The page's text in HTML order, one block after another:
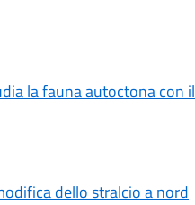
la fauna autoctona con
dello stralcio a nord